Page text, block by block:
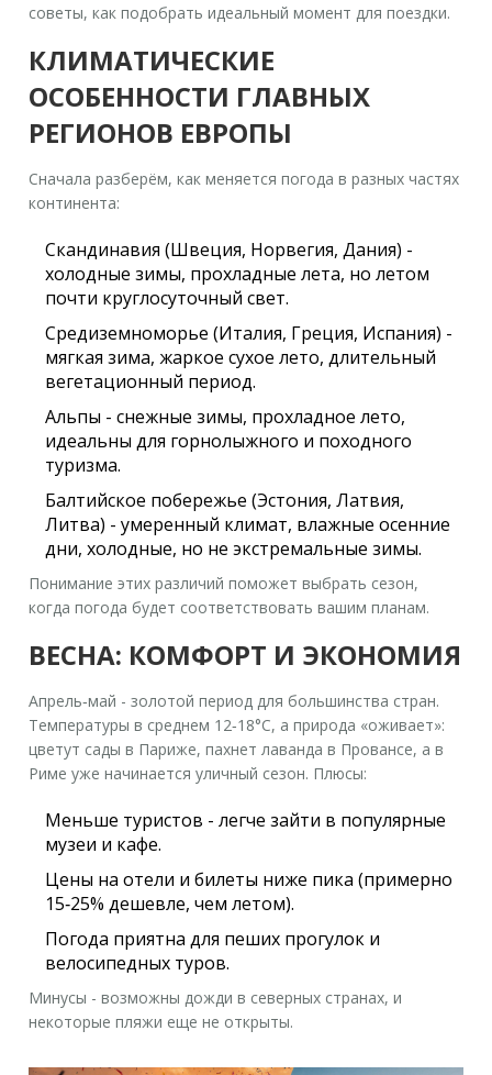
советы, как подобрать идеальный момент для поездки.
КЛИМАТИЧЕСКИЕ
ОСОБЕННОСТИ ГЛАВНЫХ
РЕГИОНОВ ЕВРОПЫ
Сначала разберём, как меняется погода в разных частях
континента:
Скандинавия (Швеция, Норвегия, Дания) -
холодные зимы, прохладные лета, но летом
почти круглосуточный свет.
Средиземноморье (Италия, Греция, Испания) -
мягкая зима, жаркое сухое лето, длительный
вегетационный период.
Альпы - снежные зимы, прохладное лето,
идеальны для горнолыжного и походного
туризма.
Балтийское побережье (Эстония, Латвия,
Литва) - умеренный климат, влажные осенние
дни, холодные, но не экстремальные зимы.
Понимание этих различий поможет выбрать сезон,
когда погода будет соответствовать вашим планам.
ВЕСНА: КОМФОРТ И ЭКОНОМИЯ
Апрель‑май - золотой период для большинства стран.
Температуры в среднем 12‑18°C, а природа «оживает»:
цветут сады в Париже, пахнет лаванда в Провансе, а в
Риме уже начинается уличный сезон. Плюсы:
Меньше туристов - легче зайти в популярные
музеи и кафе.
Цены на отели и билеты ниже пика (примерно
15‑25% дешевле, чем летом).
Погода приятна для пеших прогулок и
велосипедных туров.
Минусы - возможны дожди в северных странах, и
некоторые пляжи еще не открыты.